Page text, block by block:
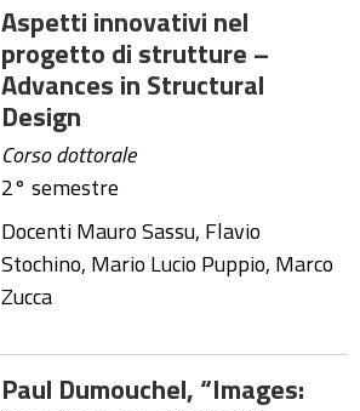
Aspetti innovativi nel
progetto di strutture –
Advances in Structural
Design
Corso dottorale
2° semestre
Docenti Mauro Sassu, Flavio
Stochino, Mario Lucio Puppio, Marco
Zucca
Paul Dumouchel, “Images: